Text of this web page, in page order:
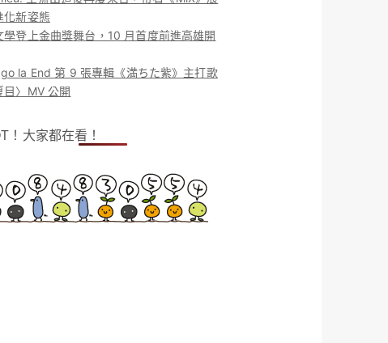
化新姿態
學登上金曲獎舞台，10 月首度前進高雄開
la End 第 9 張專輯《満ちた紫》主打歌
目〉MV 公開
！大家都在看！